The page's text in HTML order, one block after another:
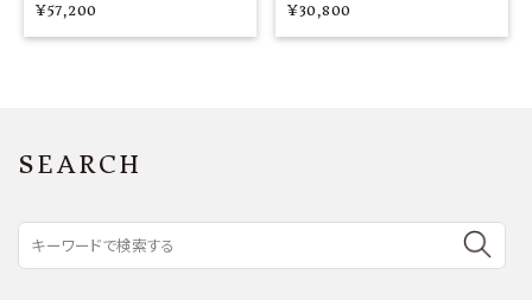
¥57,200 ¥30,800
SEARCH